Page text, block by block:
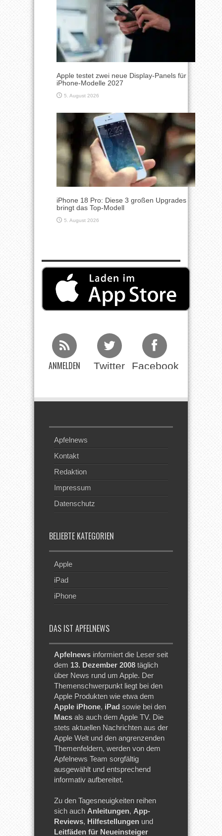
Apple testet zwei neue Display-Panels für
iPhone-Modelle 2027
5. August 2026
iPhone 18 Pro: Diese 3 großen Upgrades
bringt das Top-Modell
5. August 2026
ANMELDEN Twitter Facebook
Apfelnews
Kontakt
Redaktion
Impressum
Datenschutz
BELIEBTE KATEGORIEN
Apple
iPad
iPhone
DAS IST APFELNEWS
Apfelnews informiert die Leser seit
dem 13. Dezember 2008 täglich
über News rund um Apple. Der
Themenschwerpunkt liegt bei den
Apple Produkten wie etwa dem
Apple iPhone, iPad sowie bei den
Macs als auch dem Apple TV. Die
stets aktuellen Nachrichten aus der
Apple Welt und den angrenzenden
Themenfeldern, werden von dem
Apfelnews Team sorgfältig
ausgewählt und entsprechend
informativ aufbereitet.
Zu den Tagesneuigkeiten reihen
sich auch Anleitungen, App-
Reviews, Hilfestellungen und
Leitfäden für Neueinsteiger